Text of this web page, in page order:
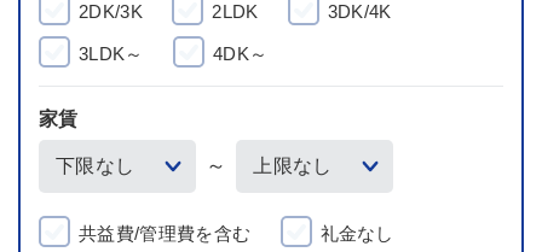
2DK/3K 2LDK 3DK/4K
3LDK～ 4DK～
家賃
～
共益費/管理費を含む 礼金なし